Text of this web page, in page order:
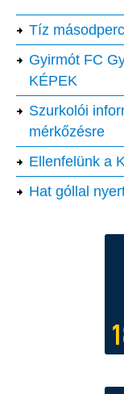
Tíz
Gyirmót FC
KÉPEK
Szurkolói
mérkőzésre
Ellenfelünk a
Hat góllal